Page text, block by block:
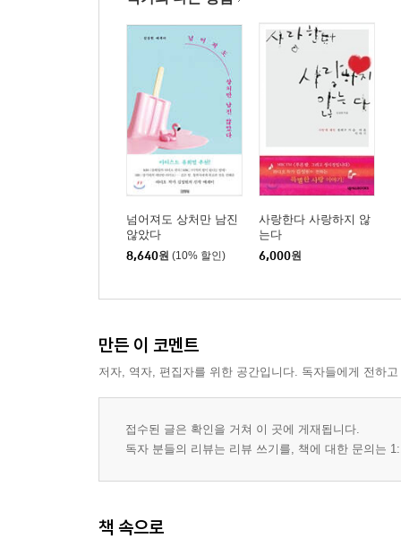
넘어져도 상처만 남진
않았다
8,640원 (10% 할인)
사랑한다 사랑하지 않
는다
6,000원
만든 이 코멘트
저자, 역자, 편집자를 위한 공간입니다. 독자들에게 전하
접수된 글은 확인을 거쳐 이 곳에 게재됩니다.
독자 분들의 리뷰는 리뷰 쓰기를, 책에 대한 문의는
책 속으로